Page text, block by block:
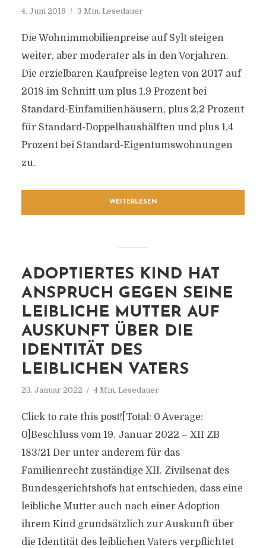
4. Juni 2018 3 Min. Lesedauer
Die Wohnimmobilienpreise auf Sylt steigen
weiter, aber moderater als in den Vorjahren.
Die erzielbaren Kaufpreise legten von 2017 auf
2018 im Schnitt um plus 1,9 Prozent bei
Standard-Einfamilienhäusern, plus 2,2 Prozent
für Standard-Doppelhaushälften und plus 1,4
Prozent bei Standard-Eigentumswohnungen
zu.
WEITERLESEN
ADOPTIERTES KIND HAT
ANSPRUCH GEGEN SEINE
LEIBLICHE MUTTER AUF
AUSKUNFT ÜBER DIE
IDENTITÄT DES
LEIBLICHEN VATERS
23. Januar 2022 4 Min. Lesedauer
Click to rate this post![Total: 0 Average:
0]Beschluss vom 19. Januar 2022 – XII ZB
183/21 Der unter anderem für das
Familienrecht zuständige XII. Zivilsenat des
Bundesgerichtshofs hat entschieden, dass eine
leibliche Mutter auch nach einer Adoption
ihrem Kind grundsätzlich zur Auskunft über
die Identität des leiblichen Vaters verpflichtet